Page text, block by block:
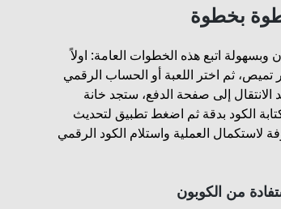
بخطوة
اتبع هذه الخطوات العامة: اولاً
ثم اختر اللعبة أو الحساب الرقمي
إلى صفحة الدفع، ستجد خانة
الكود بدقة ثم اضغط تطبيق لتحديث
لاستكمال العملية واستلام الكود الرقمي
من الكوبون